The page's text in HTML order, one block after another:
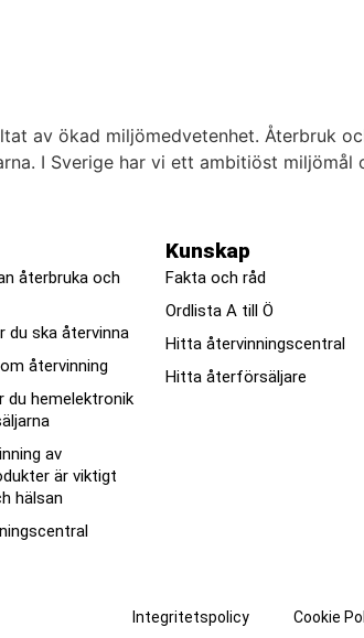
av ökad miljömedvetenhet. Återbruk
I Sverige har vi ett ambitiöst miljömål
återbruka och
du ska återvinna
återvinning
du hemelektronik
av
är viktigt
hälsan
Kunskap
Fakta och råd
Ordlista A till Ö
Hitta återvinningscentral
Hitta återförsäljare
Integritetspolicy Cookie